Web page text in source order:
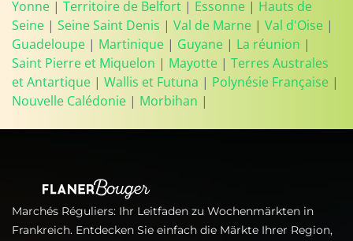
Yonne | Territoire de Belfort | Essonne | Hauts de
Seine | Seine Saint Denis | Val de Marne | Val d'Oise |
Guadeloupe | Martinique | Guyane | La réunion |
Saint Pierre et Miquelon | Mayotte | Terres Australes
et Antartique | Wallis et Futuna | Polynésie Française |
Nouvelle Calédonie | Morbihan |
Marchés Réguliers: Ihr Leitfaden zu Wochenmärkten in
Frankreich. Entdecken Sie einfach die Märkte Ihrer Region,